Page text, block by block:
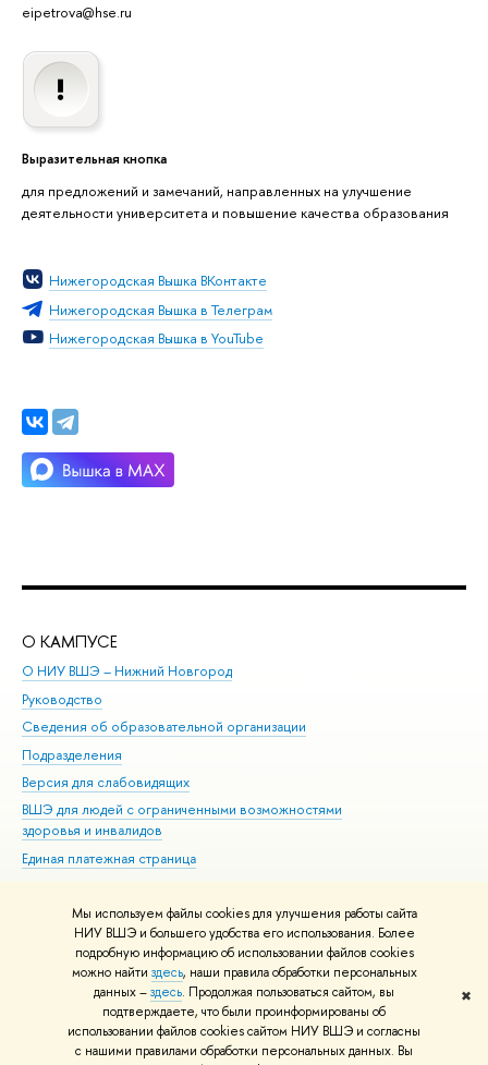
Мы используем файлы cookies для улучшения работы сайта
НИУ ВШЭ и большего удобства его использования. Более
подробную информацию об использовании файлов cookies
можно найти здесь, наши правила обработки персональных
данных –здесь. Продолжая пользоваться сайтом, вы
подтверждаете, что были проинформированы об
использовании файлов cookies сайтом НИУ ВШЭ и согласны
с нашими правилами обработки персональных данных. Вы
✖
eipetrova@hse.ru
Выразительная кнопка
для предложений и замечаний, направленных на улучшение
деятельности университета и повышение качества образования
Нижегородская Вышка ВКонтакте
Нижегородская Вышка в Телеграм
Нижегородская Вышка в YouTube
О КАМПУСЕ
О НИУ ВШЭ – Нижний Новгород
Руководство
Сведения об образовательной организации
Подразделения
Версия для слабовидящих
ВШЭ для людей с ограниченными возможностями
здоровья и инвалидов
Единая платежная страница
© НИУ ВШЭ 1993–2026 Адреса и контакты Условия использования
материалов Политика конфиденциальности Карта сайта